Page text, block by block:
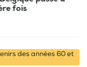
fois
des années 60 et